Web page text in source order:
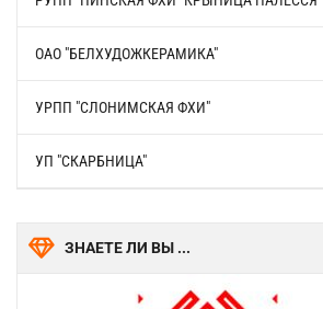
ОАО "БЕЛХУДОЖКЕРАМИКА"
УРПП "СЛОНИМСКАЯ ФХИ"
УП "СКАРБНИЦА"
ЗНАЕТЕ ЛИ ВЫ ...